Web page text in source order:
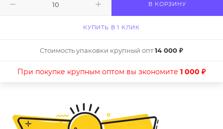
В КОРЗИНУ
КУПИТЬ В 1 КЛИК
Стоимость упаковки крупный опт14 000 ₽
При покупке крупным оптом вы экономите 1 000 ₽